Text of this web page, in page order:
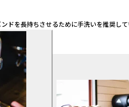
を長持ちさせるために手洗いを推奨し